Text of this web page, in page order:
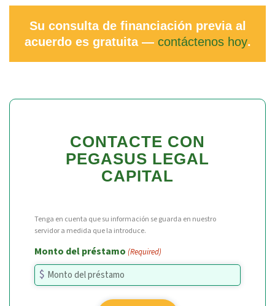
Su consulta de financiación previa al
acuerdo es gratuita — contáctenos hoy.
CONTACTE CON
PEGASUS LEGAL
CAPITAL
Tenga en cuenta que su información se guarda en nuestro
servidor a medida que la introduce.
Monto del préstamo (Required)